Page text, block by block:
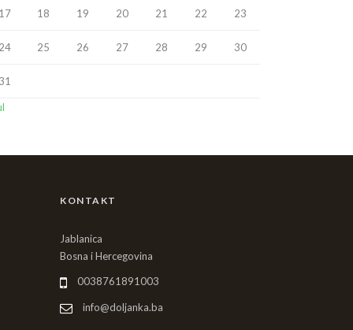
18 19 20 21 22 23
25 26 27 28 29 30
KONTAKT
Jablanica
Bosna i Hercegovina
0038761891003
info@doljanka.ba